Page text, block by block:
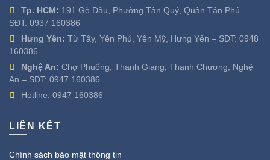
Tp. HCM: 191 Gò Dầu, Phường Tân Quý, Quận Tân Phú –
SĐT: 0937 160386
Hưng Yên: Từ Tây, Yên Phú, Yên Mỹ, Hưng Yên – SĐT: 0948
160386
Nghệ An: Chợ Phuống, Thanh Giang, Thanh Chương, Nghệ
An – SĐT: 0947 160386
Hotline: 0947 160386
LIÊN KẾT
Chính sách bảo mật thông tin